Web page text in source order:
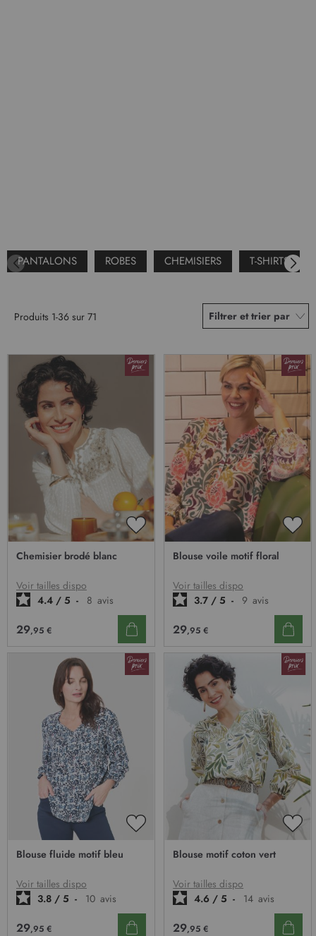
PANTALONS ROBES CHEMISIERS T-SHIRTS
Produits 1-36 sur 71
AJOUTER
D’ENVIE
Chemisier brodé blanc
Voir tailles dispo
4.4 / 5 - 8 avis
29,95 €
Blouse voile motif floral
Voir tailles dispo
3.7 / 5 - 9 avis
29,95 €
AJOUTER
D’ENVIE
Blouse fluide motif bleu
Voir tailles dispo
3.8 / 5 - 10 avis
29,95 €
Blouse motif coton vert
Voir tailles dispo
4.6 / 5 - 14 avis
29,95 €
Filtrer et trier par